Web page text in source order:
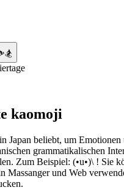
kaomoji
Japan beliebt, um
grammatikalischen
Zum Beispiel: (•u•)\ ! Sie
Massanger und Web